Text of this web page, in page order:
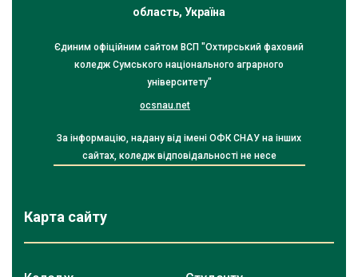
область, Україна
Єдиним офіційним сайтом ВСП "Охтирський фаховий
коледж Сумського національного аграрного
університету"
ocsnau.net
За інформацію, надану від імені ОФК СНАУ на інших
сайтах, коледж відповідальності не несе
Карта сайту